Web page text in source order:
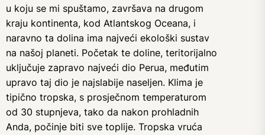
u koju se mi spuštamo, završava na drugom
kraju kontinenta, kod Atlantskog Oceana, i
naravno ta dolina ima najveći ekološki sustav
na našoj planeti. Početak te doline, teritorijalno
uključuje zapravo najveći dio Perua, međutim
upravo taj dio je najslabije naseljen. Klima je
tipično tropska, s prosječnom temperaturom
od 30 stupnjeva, tako da nakon prohladnih
Anda, počinje biti sve toplije. Tropska vruća